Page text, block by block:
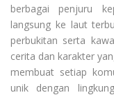
berbagai penjuru
langsung ke laut
perbukitan serta
cerita dan karakter
membuat setiap
unik dengan